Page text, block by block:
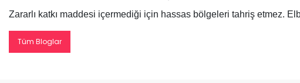
Zararlı katkı maddesi içermediği için hassas bölgeleri tahriş etmez.
Tüm Bloglar